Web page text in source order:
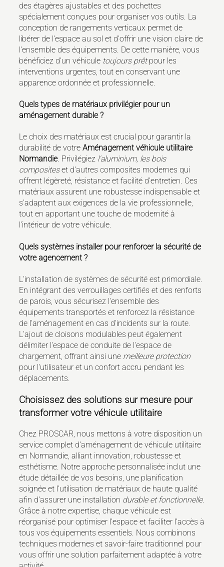
des étagères ajustables et des pochettes
spécialement conçues pour organiser vos outils. La
conception de rangements verticaux permet de
libérer de l'espace au sol et d'offrir une vision claire de
l'ensemble des équipements. De cette manière, vous
bénéficiez d'un véhicule toujours prêtpour les
interventions urgentes, tout en conservant une
apparence ordonnée et professionnelle.
Quels types de matériaux privilégier pour un
aménagement durable ?
Le choix des matériaux est crucial pour garantir la
durabilité de votreAménagement véhicule utilitaire
Normandie. Privilégiez l'aluminium, les bois
compositeset d'autres composites modernes qui
offrent légèreté, résistance et facilité d'entretien. Ces
matériaux assurent une robustesse indispensable et
s'adaptent aux exigences de la vie professionnelle,
tout en apportant une touche de modernité à
l'intérieur de votre véhicule.
Quels systèmes installer pour renforcer la sécurité de
votre agencement ?
L'installation de systèmes de sécurité est primordiale.
En intégrant des verrouillages certifiés et des renforts
de parois, vous sécurisez l'ensemble des
équipements transportés et renforcez la résistance
de l'aménagement en cas d'incidents sur la route.
L'ajout de cloisons modulables peut également
délimiter l'espace de conduite de l'espace de
chargement, offrant ainsi une meilleure protection
pour l'utilisateur et un confort accru pendant les
déplacements.
Choisissez des solutions sur mesure pour
transformer votre véhicule utilitaire
Chez PROSCAR, nous mettons à votre disposition un
service complet d'aménagement de véhicule utilitaire
en Normandie, alliant innovation, robustesse et
esthétisme. Notre approche personnalisée inclut une
étude détaillée de vos besoins, une planification
soignée et l'utilisation de matériaux de haute qualité
afin d'assurer une installation durable et fonctionnelle.
Grâce à notre expertise, chaque véhicule est
réorganisé pour optimiser l'espace et faciliter l'accès à
tous vos équipements essentiels. Nous combinons
techniques modernes et savoir-faire traditionnel pour
vous offrir une solution parfaitement adaptée à votre